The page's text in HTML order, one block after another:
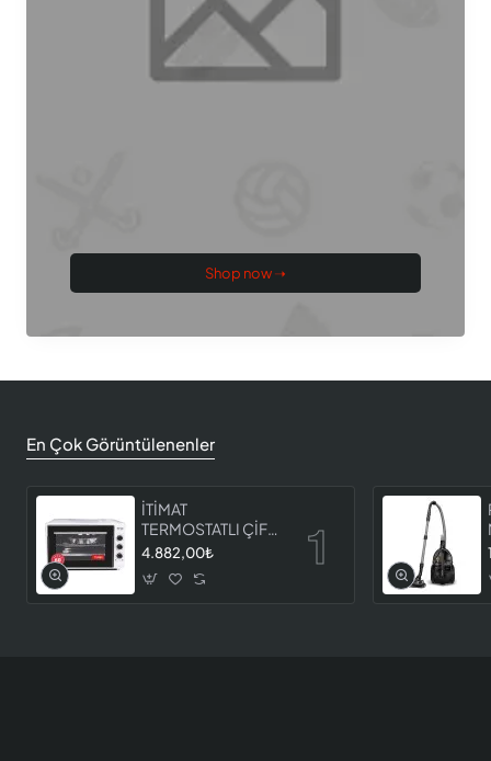
Shop now ➝
En Çok Görüntülenenler
İTİMAT
TERMOSTATLI ÇİFT
CAMLI FIRIN 8060
4.882,00₺